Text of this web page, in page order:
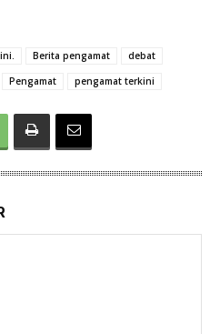
Berita pengamat
debat
Pengamat pengamat terkini